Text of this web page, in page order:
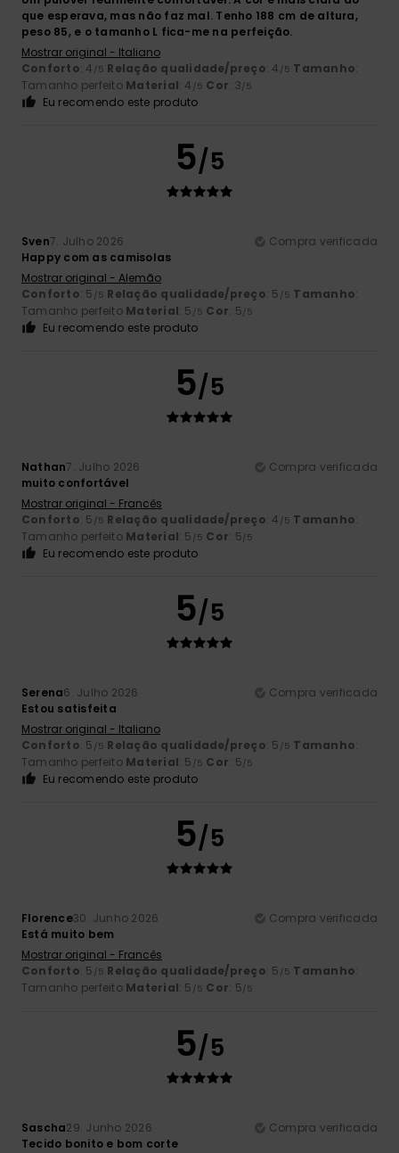
que esperava, mas não faz mal. Tenho 188 cm de altura,
peso 85, e o tamanho L fica-me na perfeição.
Mostrar original - Italiano
Conforto: 4 /5 Relação qualidade/preço: 4 /5 Tamanho:
Tamanho perfeito Material: 4 /5 Cor: 3/5
Eu recomendo este produto
5/5
Sven7. Julho 2026
Compra verificada
Happy com as camisolas
Mostrar original - Alemão
Conforto: 5 /5 Relação qualidade/preço: 5 /5 Tamanho:
Tamanho perfeito Material: 5 /5 Cor: 5/5
Eu recomendo este produto
5/5
Nathan7. Julho 2026
Compra verificada
muito confortável
Mostrar original - Francês
Conforto: 5 /5 Relação qualidade/preço: 4 /5 Tamanho:
Tamanho perfeito Material: 5 /5 Cor: 5/5
Eu recomendo este produto
5/5
Serena6. Julho 2026
Compra verificada
Estou satisfeita
Mostrar original - Italiano
Conforto: 5 /5 Relação qualidade/preço: 5 /5 Tamanho:
Tamanho perfeito Material: 5 /5 Cor: 5/5
Eu recomendo este produto
5/5
Florence30. Junho 2026
Compra verificada
Está muito bem
Mostrar original - Francês
Conforto: 5 /5 Relação qualidade/preço: 5 /5 Tamanho:
Tamanho perfeito Material: 5 /5 Cor: 5/5
5/5
Sascha29. Junho 2026
Compra verificada
Tecido bonito e bom corte